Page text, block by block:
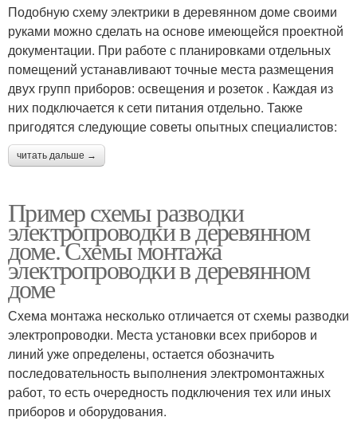
Подобную схему электрики в деревянном доме своими
руками можно сделать на основе имеющейся проектной
документации. При работе с планировками отдельных
помещений устанавливают точные места размещения
двух групп приборов: освещения и розеток . Каждая из
них подключается к сети питания отдельно. Также
пригодятся следующие советы опытных специалистов:
читать дальше →
Пример схемы разводки
электропроводки в деревянном
доме. Схемы монтажа
электропроводки в деревянном
доме
Схема монтажа несколько отличается от схемы разводки
электропроводки. Места установки всех приборов и
линий уже определены, остается обозначить
последовательность выполнения электромонтажных
работ, то есть очередность подключения тех или иных
приборов и оборудования.